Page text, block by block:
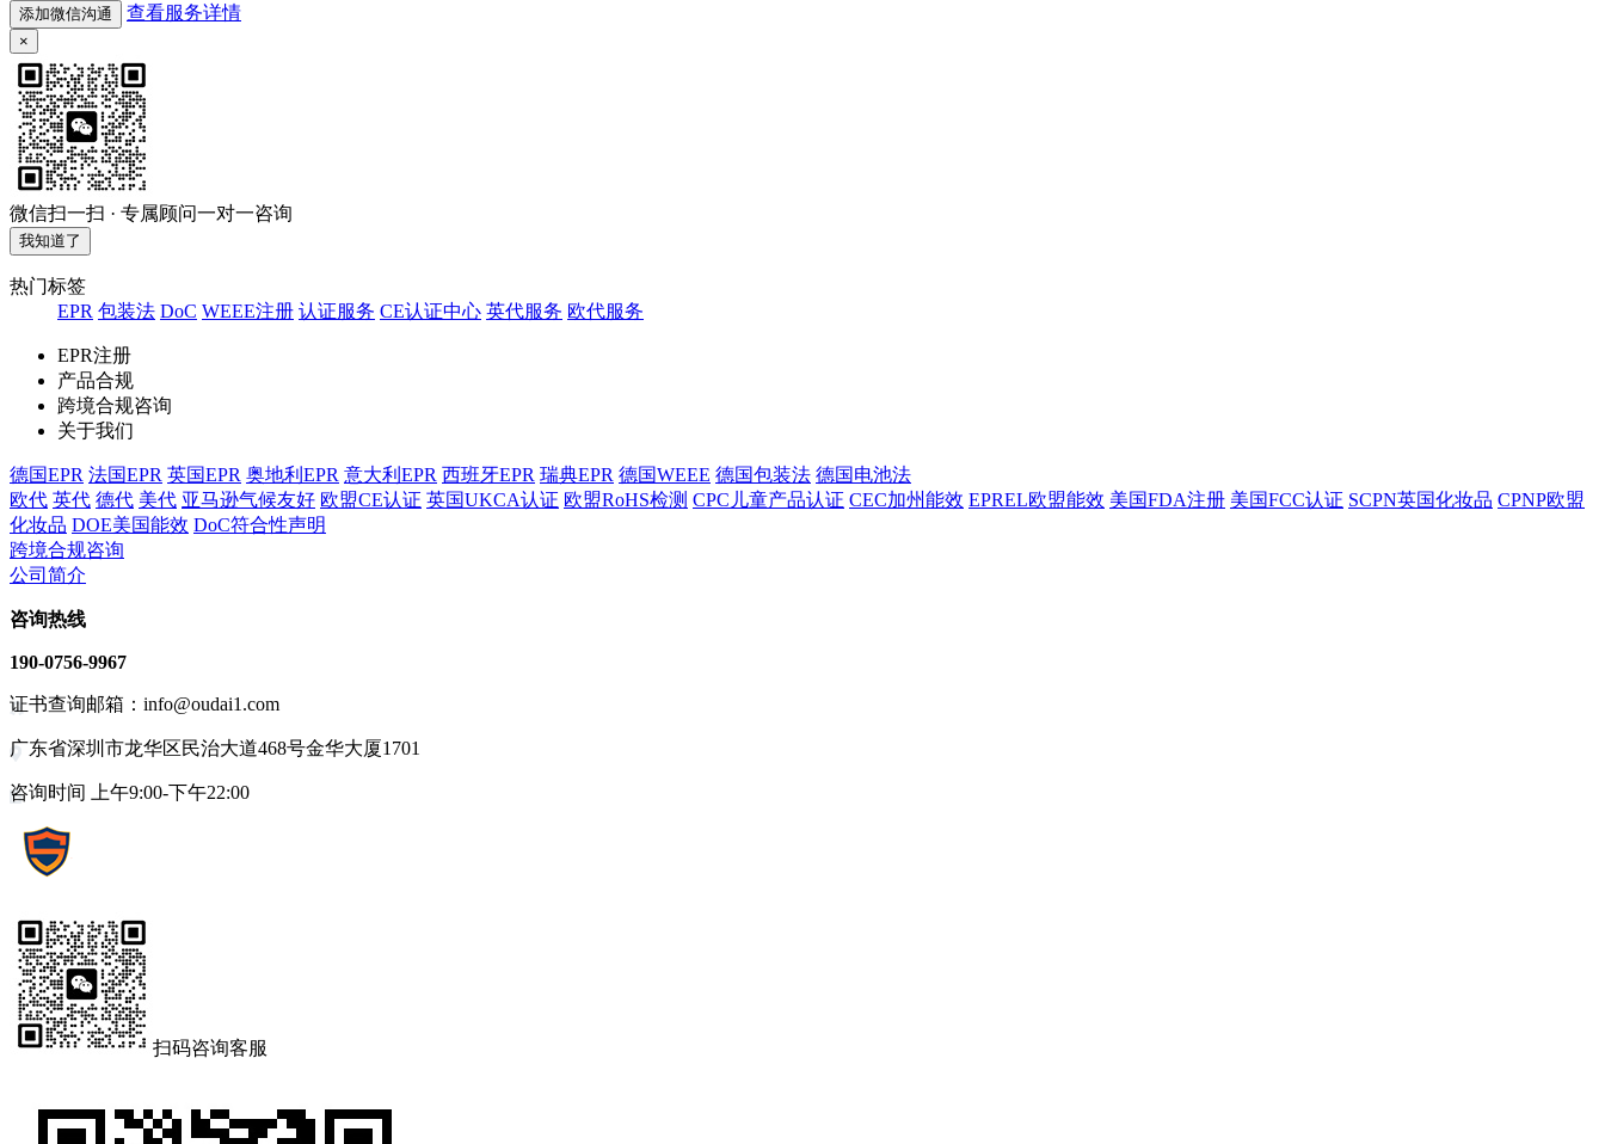
添加微信沟通 查看服务详情
×
微信扫一扫 · 专属顾问一对一咨询
我知道了
热门标签
EPR 包装法 DoC WEEE注册 认证服务 CE认证中心 英代服务 欧代服务
EPR注册
产品合规
跨境合规咨询
关于我们
德国EPR 法国EPR 英国EPR 奥地利EPR 意大利EPR 西班牙EPR 瑞典EPR 德国WEEE 德国包装法 德国电池法
欧代 英代 德代 美代 亚马逊气候友好 欧盟CE认证 英国UKCA认证 欧盟RoHS检测 CPC儿童产品认证 CEC加州能效 EPREL欧盟能效 美国FDA注册 美国FCC认证 SCPN英国化妆品 CPNP欧盟
化妆品 DOE美国能效 DoC符合性声明
跨境合规咨询
公司简介
咨询热线
190-0756-9967
证书查询邮箱：info@oudai1.com
广东省深圳市龙华区民治大道468号金华大厦1701
咨询时间 上午9:00-下午22:00
扫码咨询客服